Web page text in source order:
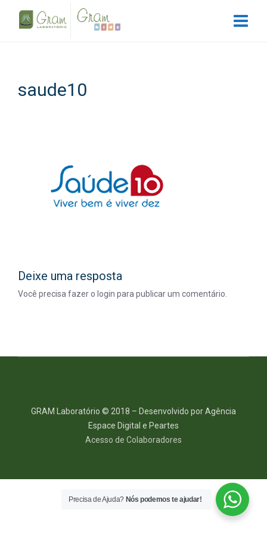
saude10
Deixe uma resposta
Você precisa fazer o login para publicar um comentário.
GRAM Laboratório © 2018 – Desenvolvido por Agência
Espace Digital e Peartes
Acesso de Colaboradores
Precisa de Ajuda? Nós podemos te ajudar!